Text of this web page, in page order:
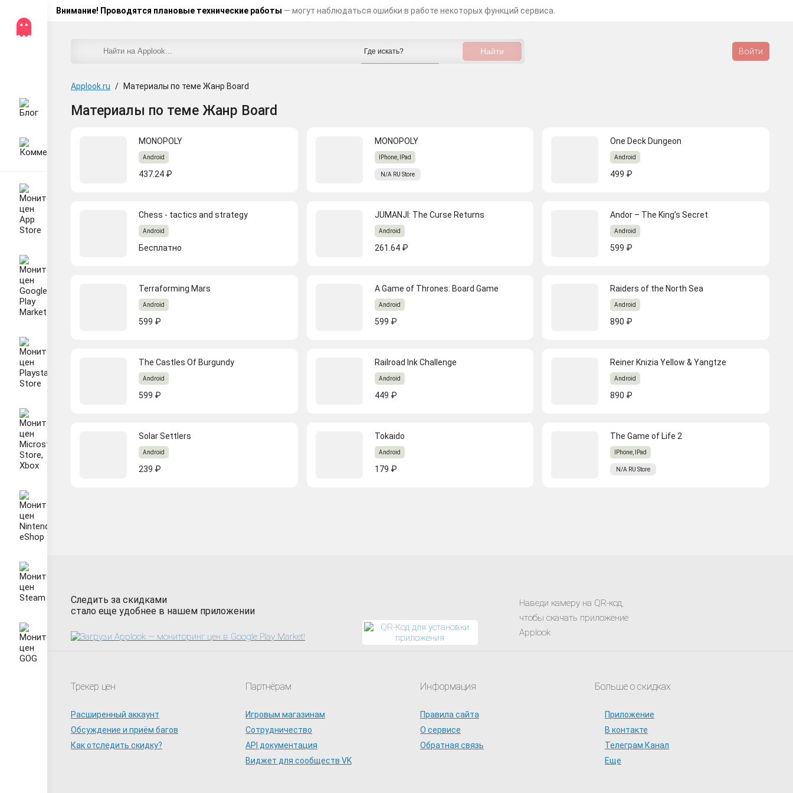
Внимание! Проводятся плановые технические работы — могут наблюдаться ошибки в работе некоторых функций сервиса.
Войти
Applook.ru / Материалы по теме Жанр Board
Материалы по теме Жанр Board
MONOPOLY
Android
437.24 ₽
MONOPOLY
IPhone, IPad
N/A RU Store
One Deck Dungeon
Android
499 ₽
Сhess - tactics and strategy
Android
Бесплатно
JUMANJI: The Curse Returns
Android
261.64 ₽
Andor – The King’s Secret
Android
599 ₽
Terraforming Mars
Android
599 ₽
A Game of Thrones: Board Game
Android
599 ₽
Raiders of the North Sea
Android
890 ₽
The Castles Of Burgundy
Android
599 ₽
Railroad Ink Challenge
Android
449 ₽
Reiner Knizia Yellow & Yangtze
Android
890 ₽
Solar Settlers
Android
239 ₽
Tokaido
Android
179 ₽
The Game of Life 2
IPhone, IPad
N/A RU Store
Следить за скидками
стало еще удобнее в нашем приложении
Наведи камеру на QR-код,
чтобы скачать приложение
Applook
Трекер цен
Расширенный аккаунт
Обсуждение и приём багов
Как отследить скидку?
Партнёрам
Игровым магазинам
Сотрудничество
API документация
Виджет для сообществ VK
Информация
Правила сайта
О сервисе
Обратная связь
Больше о скидках
Приложение
В контакте
Телеграм Канал
Еще